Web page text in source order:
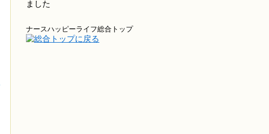
ナースハッピーライフ総合トップ